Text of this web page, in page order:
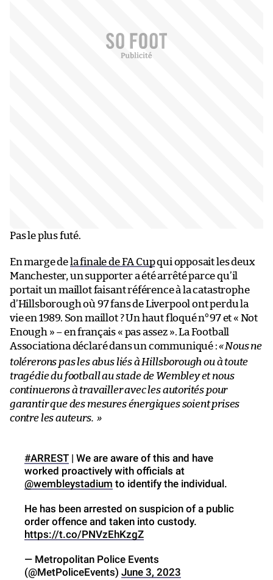
Pas le plus futé.
En marge de la finale de FA Cupqui opposait les deux
Manchester, un supporter a été arrêté parce qu’il
portait un maillot faisant référence à la catastrophe
d’Hillsborough où 97 fans de Liverpool ont perdu la
vie en 1989. Son maillot ? Un haut floqué n°97 et « Not
Enough » – en français « pas assez ». La Football
Associationa déclaré dans un communiqué :«Nous ne
tolérerons pas les abus liés à Hillsborough ou à toute
tragédie du football au stade de Wembley et nous
continuerons à travailler avec les autorités pour
garantir que des mesures énergiques soient prises
contre les auteurs. »
#ARREST | We are aware of this and have
worked proactively with officials at
@wembleystadium to identify the individual.
He has been arrested on suspicion of a public
order offence and taken into custody.
https://t.co/PNVzEhKzgZ
— Metropolitan Police Events
(@MetPoliceEvents) June 3, 2023